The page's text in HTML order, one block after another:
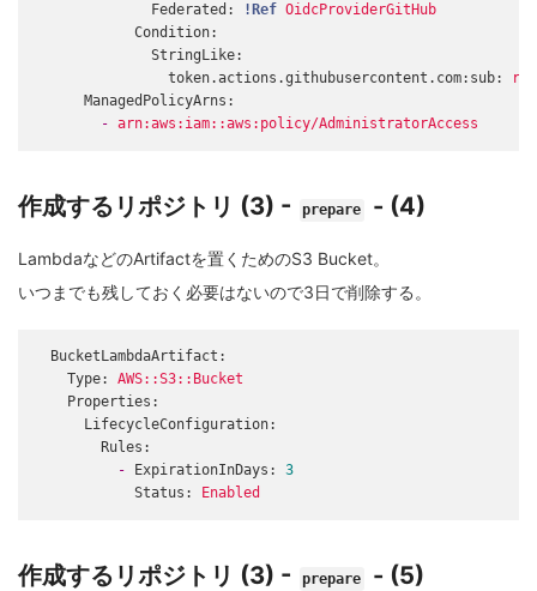
Federated:
!Ref OidcProviderGitHub
Condition:
StringLike:
token.actions.githubusercontent.com:sub:
ManagedPolicyArns:
- arn:aws:iam::aws:policy/AdministratorAccess
作成するリポジトリ (3) - prepare - (4)
LambdaなどのArtifactを置くためのS3 Bucket。
いつまでも残しておく必要はないので3日で削除する。
BucketLambdaArtifact:
Type:
AWS::S3::Bucket
Properties:
LifecycleConfiguration:
Rules:
-
ExpirationInDays:
3
Status:
Enabled
作成するリポジトリ (3) - prepare - (5)